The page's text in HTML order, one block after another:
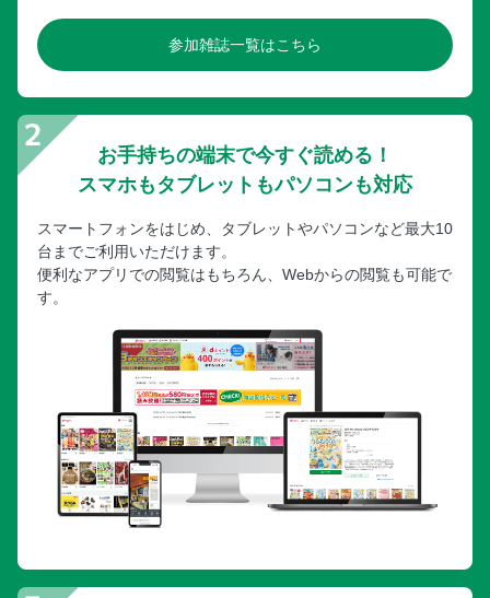
参加雑誌一覧はこちら
お手持ちの端末で今すぐ読める！
スマホもタブレットもパソコンも対応
スマートフォンをはじめ、タブレットやパソコンなど最大10
台までご利用いただけます。
便利なアプリでの閲覧はもちろん、Webからの閲覧も可能で
す。